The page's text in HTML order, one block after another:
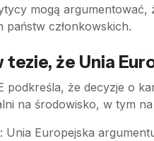
mogą argumentować,
członkowskich.
że Unia
podkreśla, że decyzje o
na środowisko, w tym
: Unia Europejska